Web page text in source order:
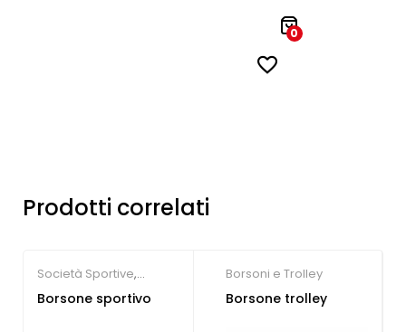
0
Prodotti correlati
Società Sportive,
Borsoni e Trolley
Borsone sportivo
Borsoni e Trolley
Borsone trolley